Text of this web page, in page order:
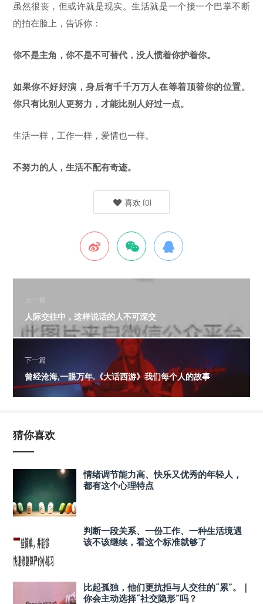
虽然很丧，但或许就是现实。生活就是一个接一个巴掌不断
的拍在脸上，告诉你：
你不是主角，你不是不可替代，没人惯着你护着你。
如果你不好好演，身后有千千万万人在等着顶替你的位置。
你只有比别人更努力，才能比别人好过一点。
生活一样，工作一样，爱情也一样。
不努力的人，生活不配有奇迹。
喜欢 (0)
上一篇
人际交往中，这样说话的人不可深交
下一篇
曾经沧海,一眼万年.《大话西游》我们每个人的故事
猜你喜欢
情绪调节能力高、快乐又优秀的年轻人，
都有这个心理特点
判断一段关系、一份工作、一种生活境遇
该不该继续，看这个标准就够了
比起孤独，他们更抗拒与人交往的“累”。｜
你会主动选择“社交隐形”吗？